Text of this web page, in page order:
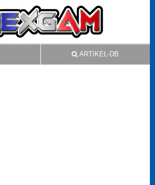
ARTIKEL-DB